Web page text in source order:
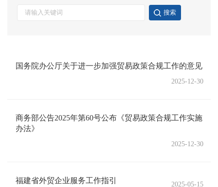
搜索
国务院办公厅关于进一步加强贸易政策合规工作的意见
2025-12-30
商务部公告2025年第60号公布《贸易政策合规工作实施
办法》
2025-12-30
福建省外贸企业服务工作指引 2025-05-15